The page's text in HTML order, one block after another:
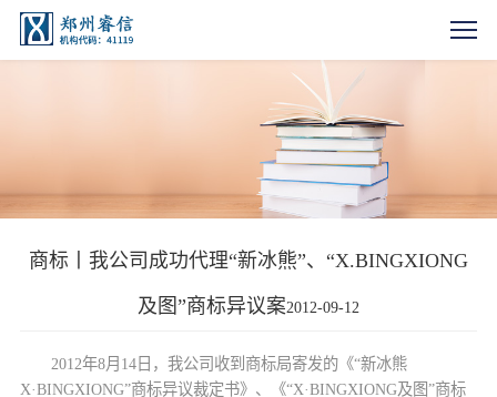
商标丨我公司成功代理“新冰熊”、“X.BINGXIONG
及图”商标异议案2012-09-12
2012年8月14日，我公司收到商标局寄发的《“新冰熊
X·BINGXIONG”商标异议裁定书》、《“X·BINGXIONG及图”商标